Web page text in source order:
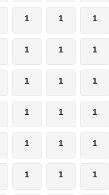
1 1 1
1 1 1
1 1 1
1 1 1
1 1 1
1 1 1